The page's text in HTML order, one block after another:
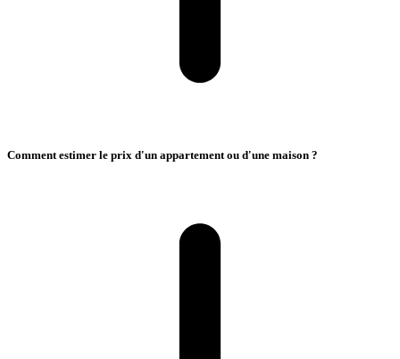
Comment estimer le prix d'un appartement ou d'une maison ?